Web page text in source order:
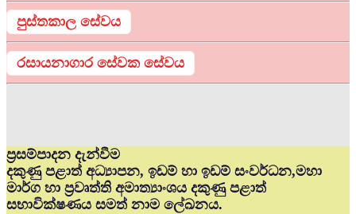
පුස්තකාල සේවය
රසායනාගාර සේවක සේවය
ප්‍රසම්පාදන දැන්වීම
දකුණු පළාත් අධ්‍යාපන, ඉඩම් හා ඉඩම් සංවර්ධන,මහා
මාර්ග හා ප්‍රවෘත්ති අමාත්‍යාංශය දකුණු පළාත්
සභාවික්ෂණය සමත් නාම ලේඛනය.